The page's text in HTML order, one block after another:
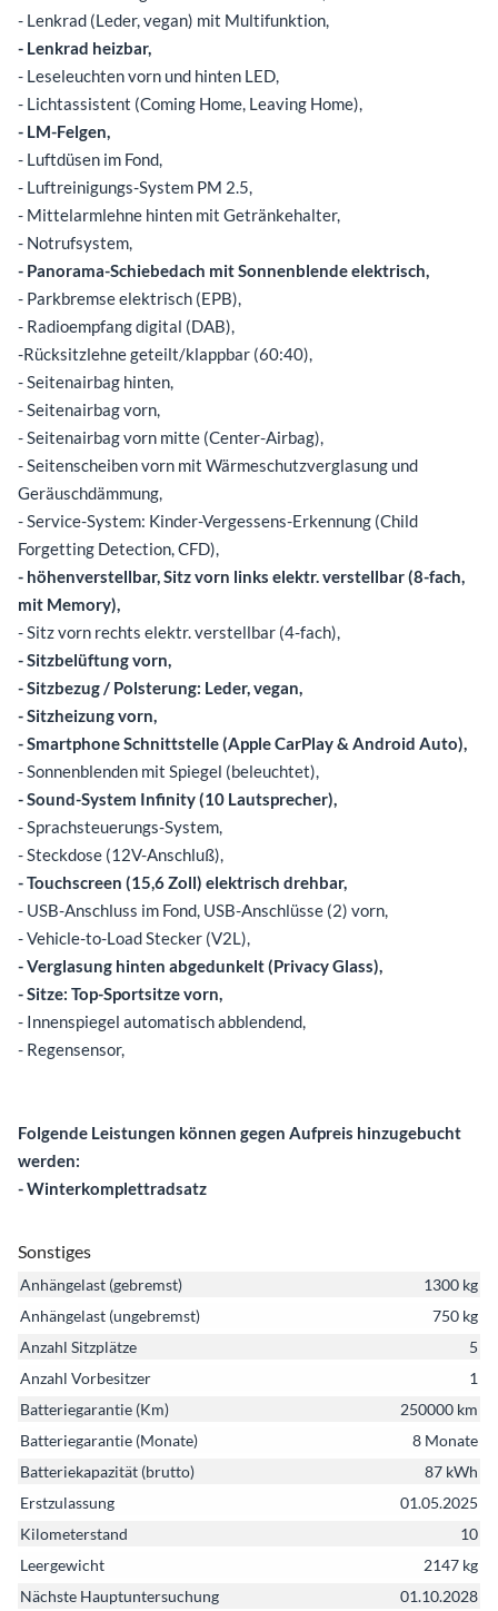
- Lenkrad (Leder, vegan) mit Multifunktion,
- Lenkrad heizbar,
- Leseleuchten vorn und hinten LED,
- Lichtassistent (Coming Home, Leaving Home),
- LM-Felgen,
- Luftdüsen im Fond,
- Luftreinigungs-System PM 2.5,
- Mittelarmlehne hinten mit Getränkehalter,
- Notrufsystem,
- Panorama-Schiebedach mit Sonnenblende elektrisch,
- Parkbremse elektrisch (EPB),
- Radioempfang digital (DAB),
-Rücksitzlehne geteilt/klappbar (60:40),
- Seitenairbag hinten,
- Seitenairbag vorn,
- Seitenairbag vorn mitte (Center-Airbag),
- Seitenscheiben vorn mit Wärmeschutzverglasung und
Geräuschdämmung,
- Service-System: Kinder-Vergessens-Erkennung (Child
Forgetting Detection, CFD),
- höhenverstellbar, Sitz vorn links elektr. verstellbar (8-fach,
mit Memory),
- Sitz vorn rechts elektr. verstellbar (4-fach),
- Sitzbelüftung vorn,
- Sitzbezug / Polsterung: Leder, vegan,
- Sitzheizung vorn,
- Smartphone Schnittstelle (Apple CarPlay & Android Auto),
- Sonnenblenden mit Spiegel (beleuchtet),
- Sound-System Infinity (10 Lautsprecher),
- Sprachsteuerungs-System,
- Steckdose (12V-Anschluß),
- Touchscreen (15,6 Zoll) elektrisch drehbar,
- USB-Anschluss im Fond, USB-Anschlüsse (2) vorn,
- Vehicle-to-Load Stecker (V2L),
- Verglasung hinten abgedunkelt (Privacy Glass),
- Sitze: Top-Sportsitze vorn,
- Innenspiegel automatisch abblendend,
- Regensensor,
Folgende Leistungen können gegen Aufpreis hinzugebucht
werden:
- Winterkomplettradsatz
Sonstiges
Anhängelast (gebremst)
1300 kg
Anhängelast (ungebremst)
750 kg
Anzahl Sitzplätze
5
Anzahl Vorbesitzer
1
Batteriegarantie (Km)
250000 km
Batteriegarantie (Monate)
8 Monate
Batteriekapazität (brutto)
87 kWh
Erstzulassung
01.05.2025
Kilometerstand
10
Leergewicht
2147 kg
Nächste Hauptuntersuchung
01.10.2028